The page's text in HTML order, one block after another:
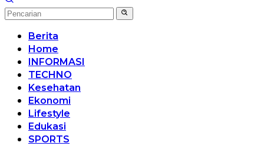
Berita
Home
INFORMASI
TECHNO
Kesehatan
Ekonomi
Lifestyle
Edukasi
SPORTS